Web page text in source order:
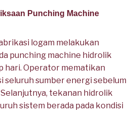
Punching Machine
logam melakukan
punching machine hidrolik
hari. Operator mematikan
seluruh sumber energi sebelum
tekanan hidrolik
sistem berada pada kondisi